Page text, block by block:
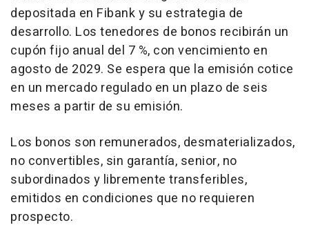
depositada en Fibank y su estrategia de
desarrollo. Los tenedores de bonos recibirán un
cupón fijo anual del 7 %, con vencimiento en
agosto de 2029. Se espera que la emisión cotice
en un mercado regulado en un plazo de seis
meses a partir de su emisión.
Los bonos son remunerados, desmaterializados,
no convertibles, sin garantía, senior, no
subordinados y libremente transferibles,
emitidos en condiciones que no requieren
prospecto.